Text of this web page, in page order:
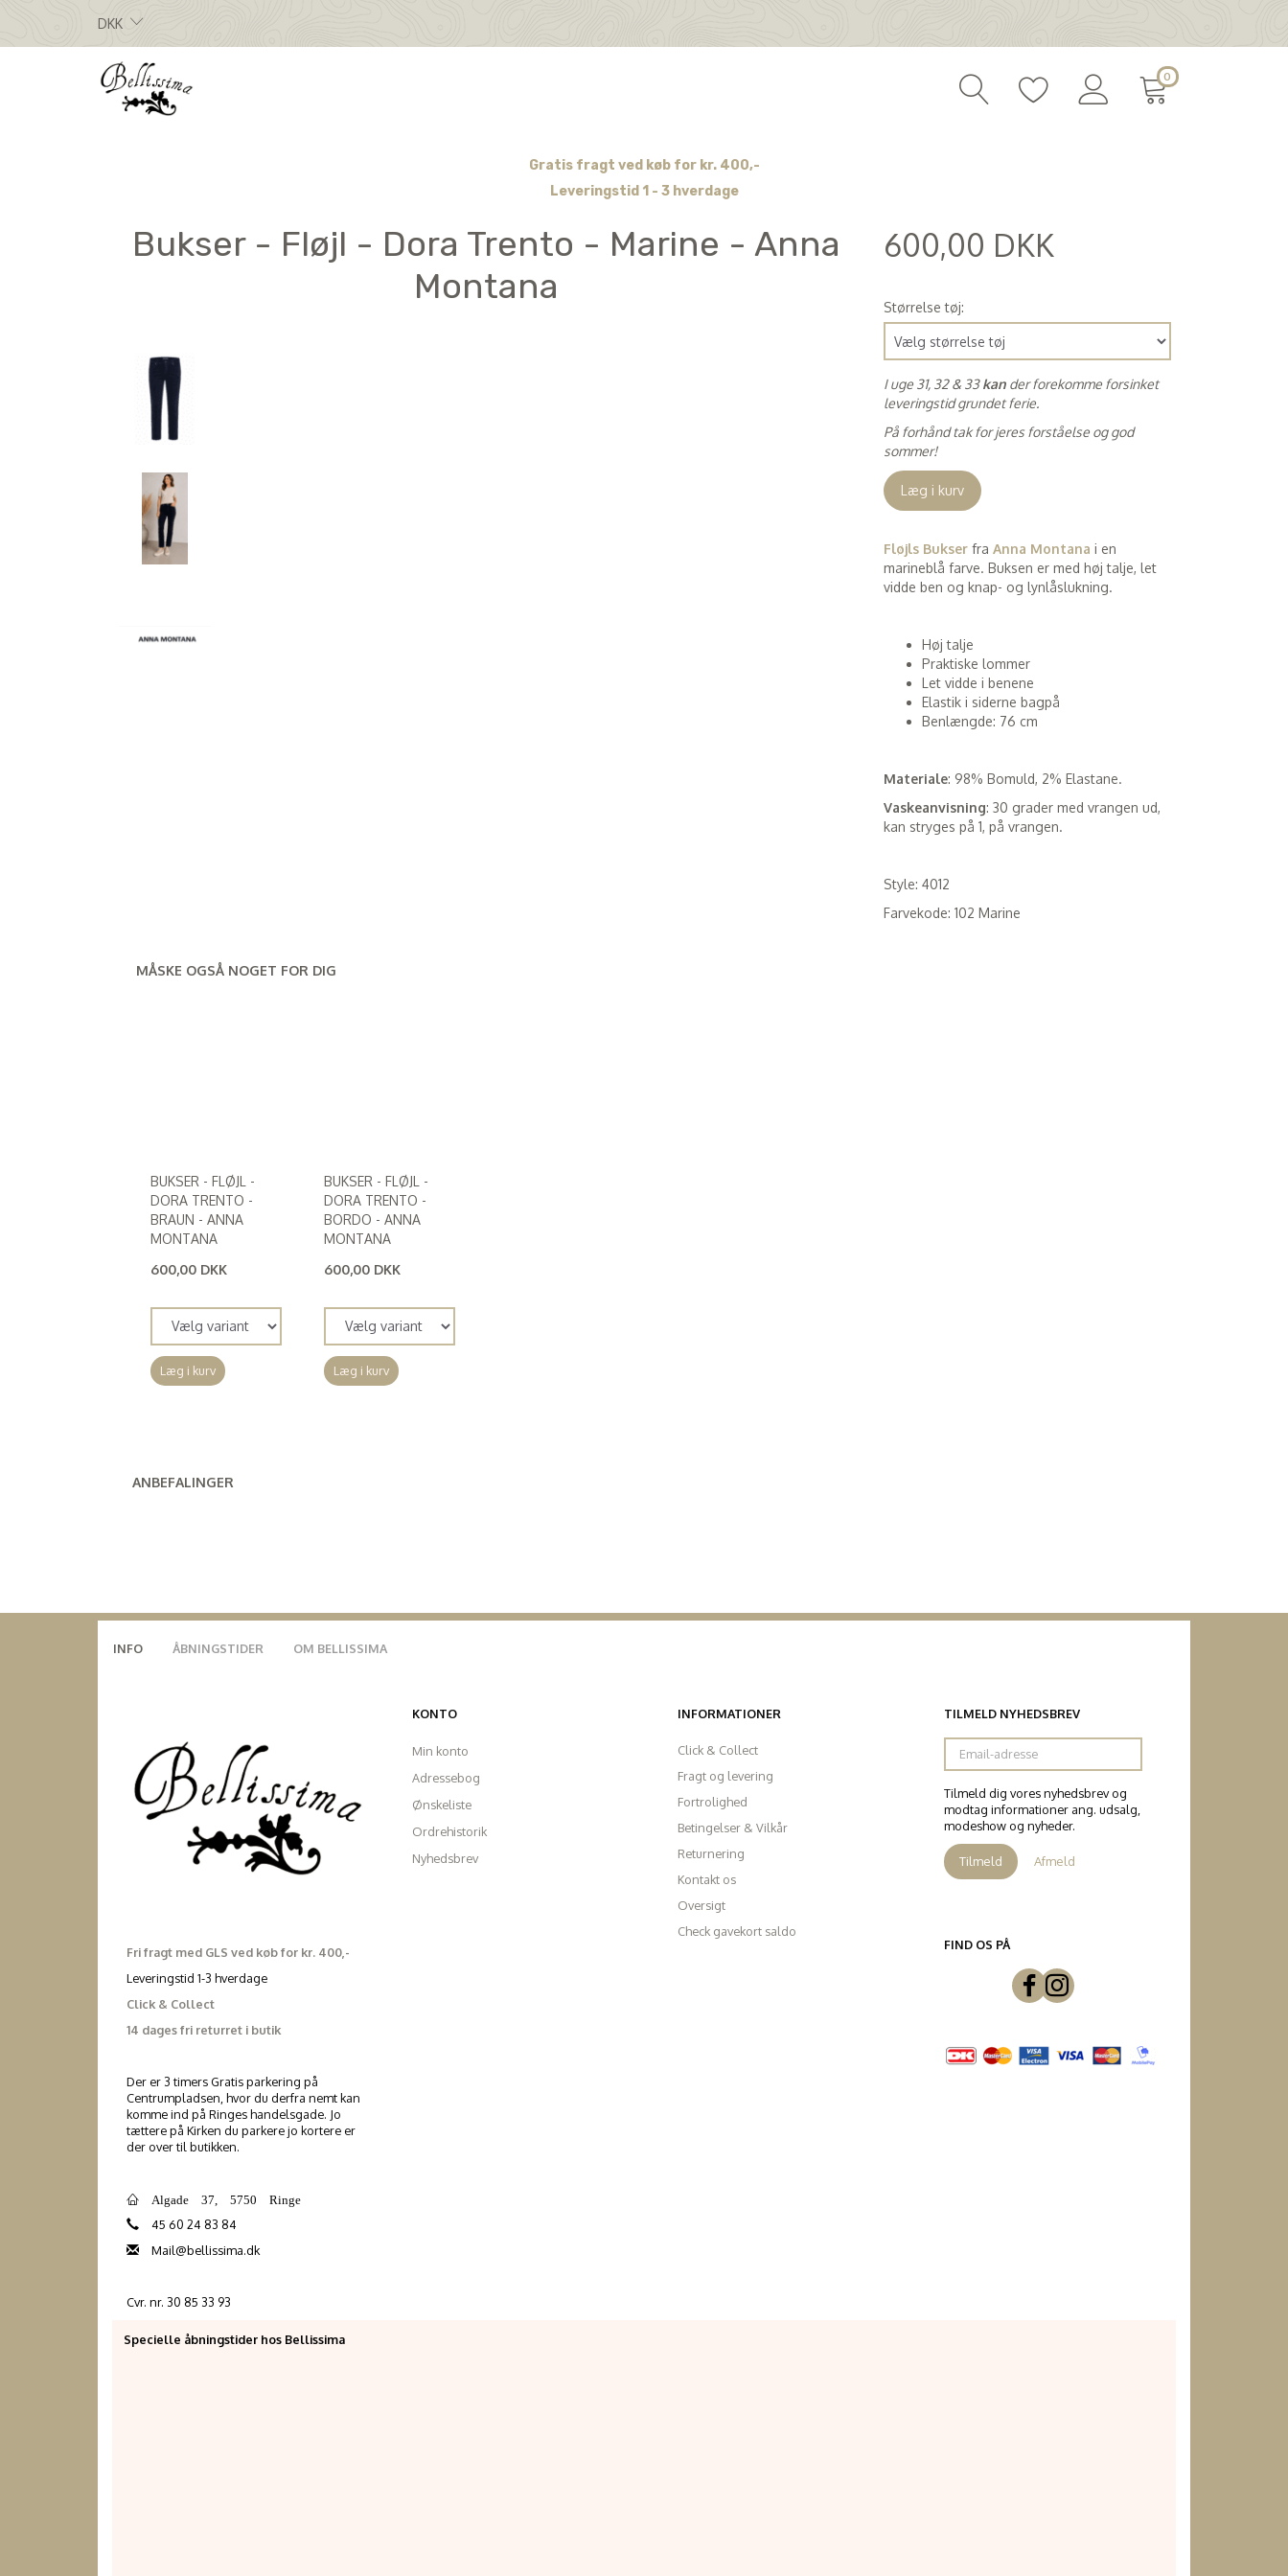
DKK
0
Gratis fragt ved køb for kr. 400,-
Leveringstid 1 - 3 hverdage
Bukser - Fløjl - Dora Trento - Marine - Anna
Montana
600,00 DKK
Størrelse tøj:
I uge 31, 32 & 33kan der forekomme forsinket
leveringstid grundet ferie.
På forhånd tak for jeres forståelse og god
sommer!
Læg i kurv
Fløjls Bukser fraAnna Montana i en
marineblå farve. Buksen er med høj talje, let
vidde ben og knap- og lynlåslukning.
Høj talje
Praktiske lommer
Let vidde i benene
Elastik i siderne bagpå
Benlængde: 76 cm
Materiale: 98% Bomuld, 2% Elastane.
Vaskeanvisning: 30 grader med vrangen ud,
kan stryges på 1, på vrangen.
Style: 4012
Farvekode: 102 Marine
MÅSKE OGSÅ NOGET FOR DIG
BUKSER - FLØJL -
DORA TRENTO -
BRAUN - ANNA
MONTANA
600,00 DKK
Læg i kurv
BUKSER - FLØJL -
DORA TRENTO -
BORDO - ANNA
MONTANA
600,00 DKK
Læg i kurv
ANBEFALINGER
INFO ÅBNINGSTIDER OM BELLISSIMA
Fri fragt med GLS ved køb for kr. 400,-
Leveringstid 1-3 hverdage
Click & Collect
14 dages fri returret i butik
Der er 3 timers Gratis parkering på
Centrumpladsen, hvor du derfra nemt kan
komme ind på Ringes handelsgade. Jo
tættere på Kirken du parkere jo kortere er
der over til butikken.
Algade 37, 5750 Ringe
45 60 24 83 84
Mail@bellissima.dk
Cvr. nr. 30 85 33 93
KONTO
Min konto
Adressebog
Ønskeliste
Ordrehistorik
Nyhedsbrev
INFORMATIONER
Click & Collect
Fragt og levering
Fortrolighed
Betingelser & Vilkår
Returnering
Kontakt os
Oversigt
Check gavekort saldo
TILMELD NYHEDSBREV
Email-
adresse
Tilmeld dig vores nyhedsbrev og
modtag informationer ang. udsalg,
modeshow og nyheder.
Tilmeld Afmeld
FIND OS PÅ
Specielle åbningstider hos Bellissima